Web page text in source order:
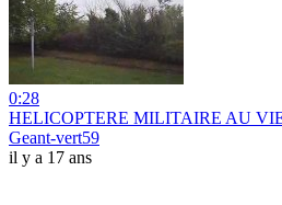
0:28
HELICOPTERE MILITAIRE AU
Geant-vert59
il y a 17 ans